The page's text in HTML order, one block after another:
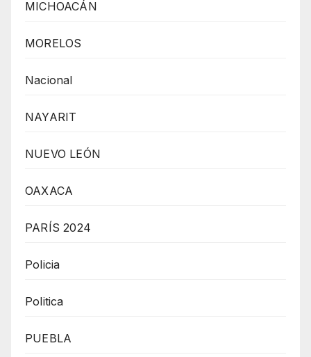
MICHOACÁN
MORELOS
Nacional
NAYARIT
NUEVO LEÓN
OAXACA
PARÍS 2024
Policia
Politica
PUEBLA